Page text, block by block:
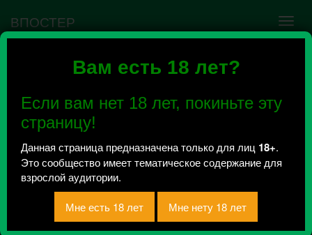
Вам есть 18 лет?
Если вам нет 18 лет, покиньте эту
страницу!
Данная страница предназначена только для лиц 18+.
Это сообщество имеет тематическое содержание для
взрослой аудитории.
ВПОСТЕР
Ошибка VK API #5
сообщества нужно авторизоваться на сервисе
повторно.
Сандра
Бушар│Книги│18+
Всего 4, за сегодня 0 сообщений
отправлено / Рейтинг 2